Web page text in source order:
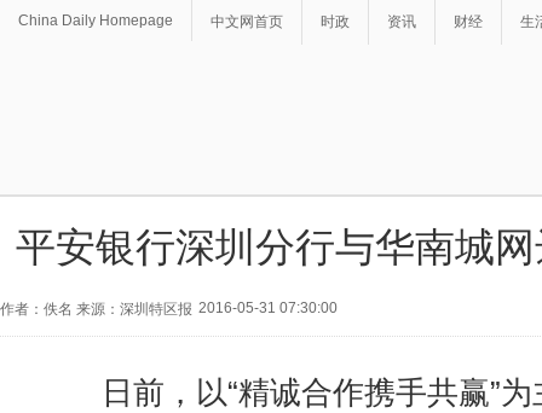
China Daily Homepage 中文网首页 时政 资讯 财经 生
平安银行深圳分行与华南城
作者：佚名 来源：深圳特区报 2016-05-31 07:30:00
日前，以“精诚合作携手共赢”为